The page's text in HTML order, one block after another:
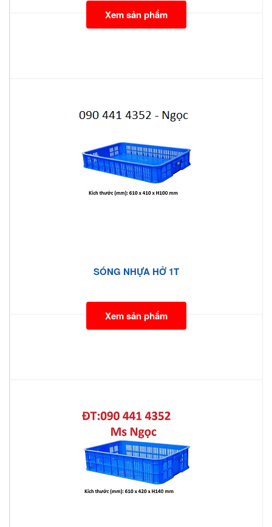
Xem sản phẩm
SÓNG NHỰA HỞ 1T
Xem sản phẩm